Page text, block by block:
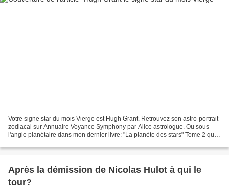
Votre signe star du mois Vierge est Hugh Grant. Retrouvez son astro-portrait
zodiacal sur Annuaire Voyance Symphony par Alice astrologue. Ou sous
l'angle planétaire dans mon dernier livre: "La planète des stars" Tome 2 qui
Après la démission de Nicolas Hulot à qui le
tour?